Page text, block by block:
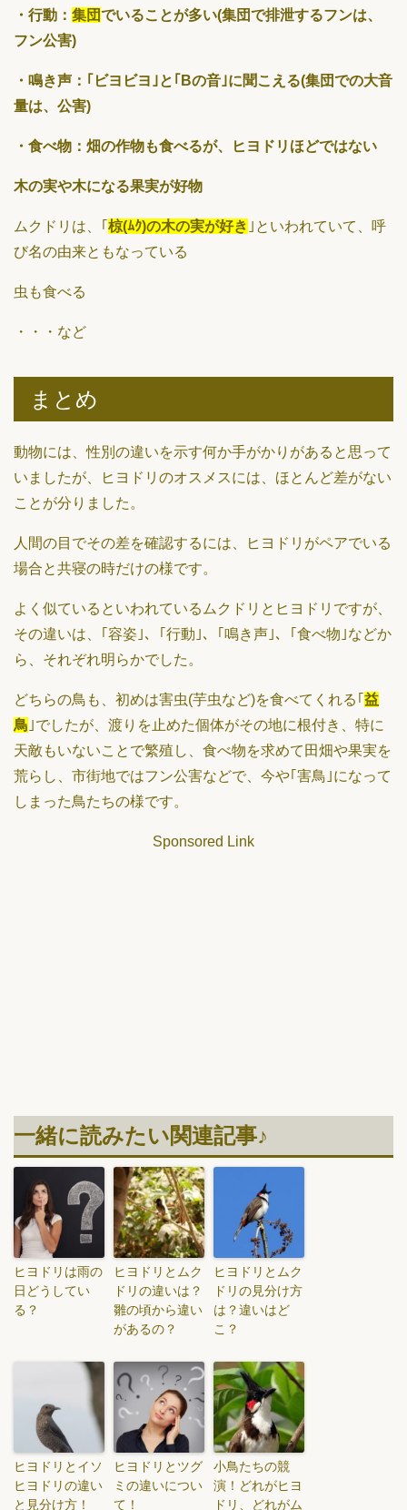
・行動： 集団でいることが多い(集団で排泄するフンは、
フン公害)
・鳴き声：｢ビヨビヨ｣と｢Bの音｣に聞こえる(集団での大音
量は、公害)
・食べ物：畑の作物も食べるが、ヒヨドリほどではない
木の実や木になる果実が好物
ムクドリは、｢ 椋(ﾑｸ)の木の実が好き ｣といわれていて、呼
び名の由来ともなっている
虫も食べる
・・・など
まとめ
動物には、性別の違いを示す何か手がかりがあると思って
いましたが、ヒヨドリのオスメスには、ほとんど差がない
ことが分りました。
人間の目でその差を確認するには、ヒヨドリがペアでいる
場合と共寝の時だけの様です。
よく似ているといわれているムクドリとヒヨドリですが、
その違いは、｢容姿｣、｢行動｣、｢鳴き声｣、｢食べ物｣などか
ら、それぞれ明らかでした。
どちらの鳥も、初めは害虫(芋虫など)を食べてくれる｢ 益
鳥 ｣でしたが、渡りを止めた個体がその地に根付き、特に
天敵もいないことで繁殖し、食べ物を求めて田畑や果実を
荒らし、市街地ではフン公害などで、今や｢害鳥｣になって
しまった鳥たちの様です。
Sponsored Link
一緒に読みたい関連記事♪
ヒヨドリは雨の
日どうしてい
る？
ヒヨドリとムク
ドリの違いは？
雛の頃から違い
があるの？
ヒヨドリとムク
ドリの見分け方
は？違いはど
こ？
ヒヨドリとイソ
ヒヨドリの違い
と見分け方！
ヒヨドリとツグ
ミの違いについ
て！
小鳥たちの競
演！どれがヒヨ
ドリ、どれがム